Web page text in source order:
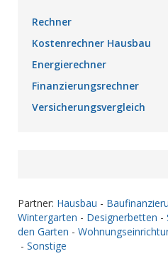
Rechner
Kostenrechner Hausbau
Energierechner
Finanzierungsrechner
Versicherungsvergleich
Partner: Hausbau -
Wintergarten - Designerbetten -
den Garten -
- Sonstige